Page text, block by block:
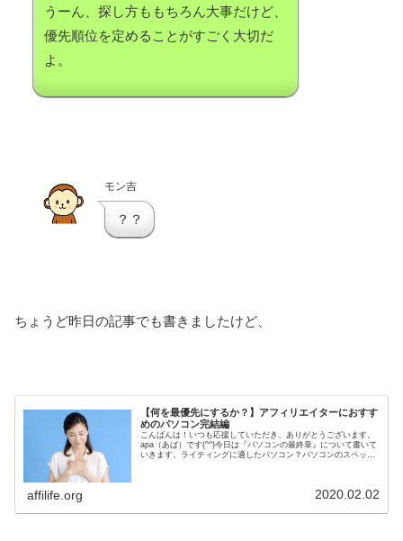
うーん、探し方ももちろん大事だけど、
優先順位を定めることがすごく大切だ
よ。
モン吉
？？
ちょうど昨日の記事でも書きましたけど、
【何を最優先にするか？】アフィリエイターにおすす
めのパソコン完結編
こんばんは！いつも応援していただき、ありがとうございます。
apa（あぱ）です(^^)今日は『パソコンの最終章』について書いて
いきます。ライティングに適したパソコン？パソコンのスペック
affilife.org 2020.02.02